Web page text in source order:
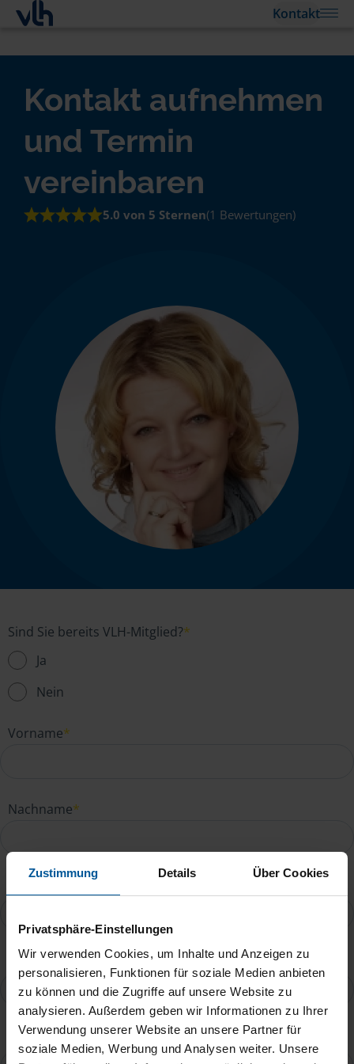
Zustimmung Details Über Cookies
Privatsphäre-Einstellungen
Wir verwenden Cookies, um Inhalte und Anzeigen zu
personalisieren, Funktionen für soziale Medien anbieten
zu können und die Zugriffe auf unsere Website zu
analysieren. Außerdem geben wir Informationen zu Ihrer
Verwendung unserer Website an unsere Partner für
soziale Medien, Werbung und Analysen weiter. Unsere
Kontakt
Kontakt aufnehmen
und Termin
vereinbaren
5.0 von 5 Sternen(1 Bewertungen)
Sind Sie bereits VLH-Mitglied?*
Ja
Nein
Vorname*
Nachname*
Telefonnummer
Ihre Nachricht an Jennifer Hardenberg*